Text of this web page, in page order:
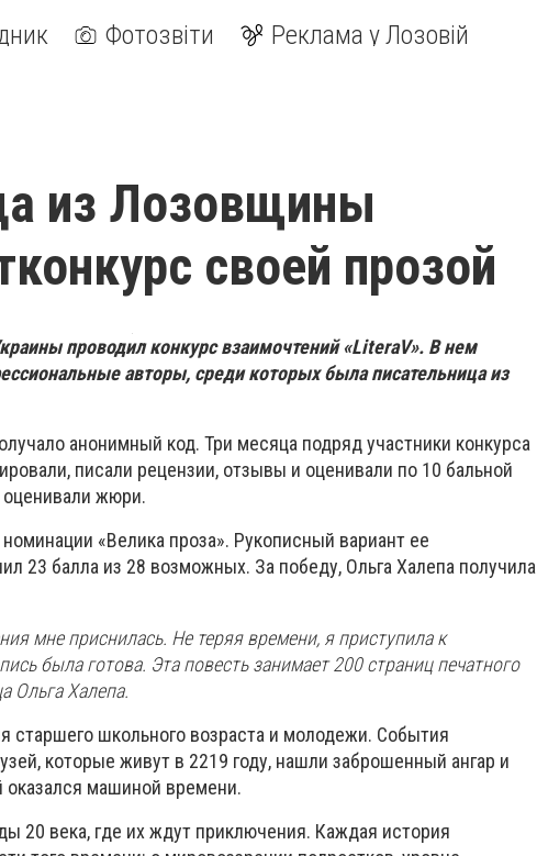
Фотозвіти Реклама у Лозовій
из Лозовщины
своей прозой
проводил конкурс взаимочтений «LiteraV». В нем
авторы, среди которых была писательница из
анонимный код. Три месяца подряд участники конкурса
писали рецензии, отзывы и оценивали по 10 бальной
оценивали жюри.
«Велика проза». Рукописный вариант ее
23 балла из 28 возможных. За победу, Ольга Халепа получила
мне приснилась. Не теряя времени, я приступила к
была готова. Эта повесть занимает 200 страниц печатного
Ольга Халепа.
старшего школьного возраста и молодежи. События
которые живут в 2219 году, нашли заброшенный ангар и
оказался машиной времени.
20 века, где их ждут приключения. Каждая история